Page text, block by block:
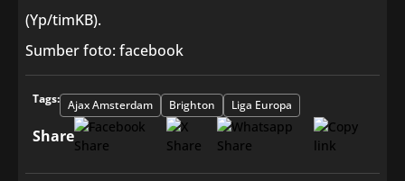
(Yp/timKB).
Sumber foto: facebook
Tags: Ajax Amsterdam Brighton Liga Europa
Share